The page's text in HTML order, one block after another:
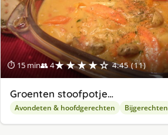
⏱ 15 min👥 4★★★★☆ 4.45 (11)
Groenten stoofpotje…
Avondeten & hoofdgerechten Bijgerechten